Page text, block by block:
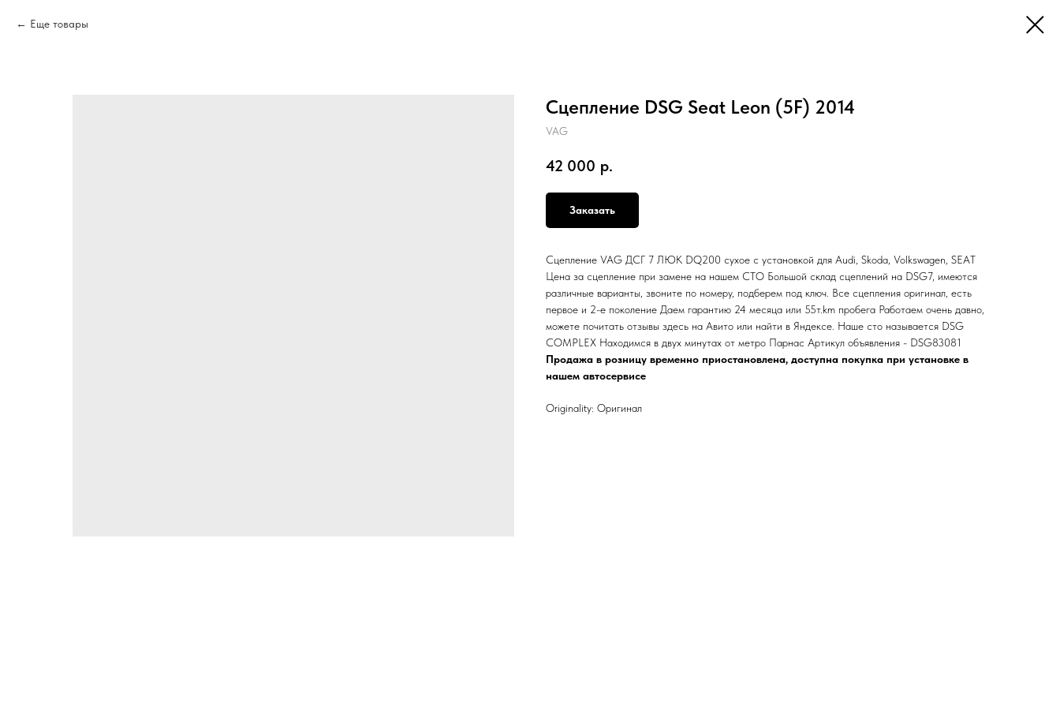
Еще товары
Сцепление DSG Seat Leon (5F) 2014
VAG
42 000 р.
Заказать
Сцепление VAG ДСГ 7 ЛЮК DQ200 сухое с установкой для Audi, Skoda, Volkswagen, SEAT
Цена за сцепление при замене на нашем СТО Большой склад сцеплений на DSG7, имеются
различные варианты, звоните по номеру, подберем под ключ. Все сцепления оригинал, есть
первое и 2-е поколение Даем гарантию 24 месяца или 55т.km пробега Работаем очень давно,
можете почитать отзывы здесь на Авито или найти в Яндексе. Наше сто называется DSG
COMPLEX Находимся в двух минутах от метро Парнас Артикул объявления - DSG83081
Продажа в розницу временно приостановлена, доступна покупка при установке в
нашем автосервисе
Originality: Оригинал